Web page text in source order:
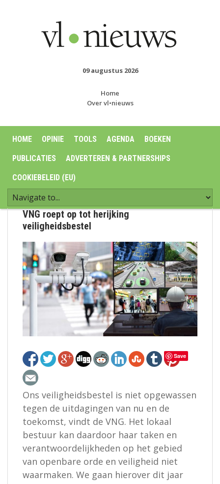
09 augustus 2026
Home
Over vl•nieuws
HOME OPINIE TOOLS AGENDA BOEKEN
PUBLICATIES ADVERTEREN & PARTNERSHIPS
COOKIEBELEID (EU)
VNG roept op tot herijking
veiligheidsbestel
Save
Ons veiligheidsbestel is niet opgewassen
tegen de uitdagingen van nu en de
toekomst, vindt de VNG. Het lokaal
bestuur kan daardoor haar taken en
verantwoordelijkheden op het gebied
van openbare orde en veiligheid niet
waarmaken. We gaan hierover dit jaar